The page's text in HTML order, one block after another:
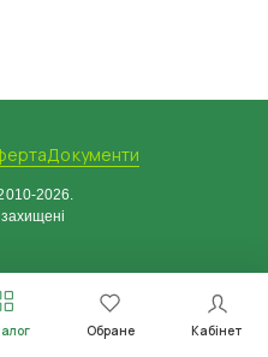
Обране Кабінет
Документи
2026.